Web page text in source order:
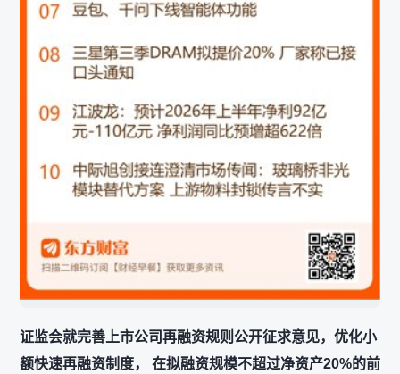
证监会就完善上市公司再融资规则公开征求意见，优化小
额快速再融资制度， 在拟融资规模不超过净资产20%的前